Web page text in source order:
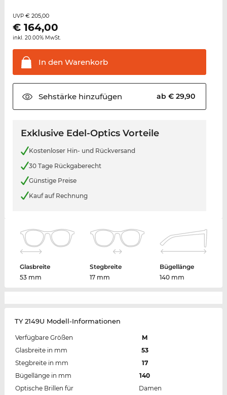
UVP € 205,00
€ 164,00
inkl. 20.00% MwSt.
In den Warenkorb
Sehstärkehinzufügen ab € 29,90
Exklusive Edel-Optics Vorteile
Kostenloser Hin- und Rückversand
30 Tage Rückgaberecht
Günstige Preise
Kauf auf Rechnung
Glasbreite
53 mm
Stegbreite
17 mm
Bügellänge
140 mm
TY 2149U Modell-Informationen
Verfügbare Größen
M
Glasbreite in mm
53
Stegbreite in mm
17
Bügellänge in mm
140
Optische Brillen für
Damen